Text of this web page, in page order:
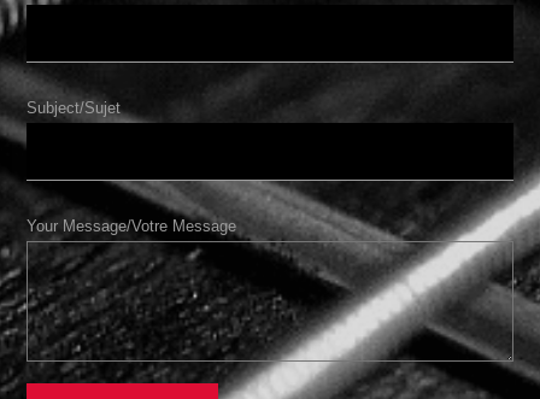
Subject/Sujet
Your Message/Votre Message